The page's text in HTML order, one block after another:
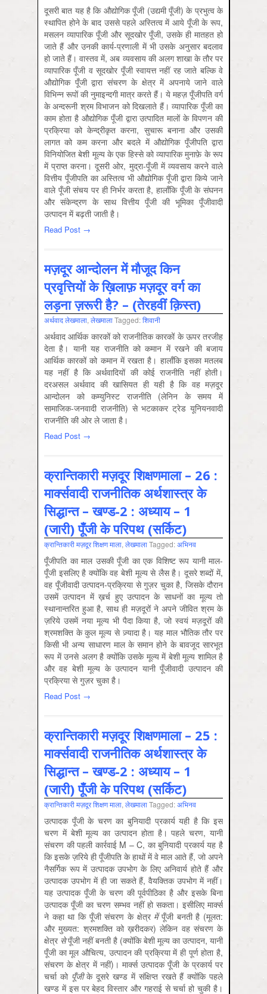
दूसरी बात यह है कि औद्योगिक पूँजी (उद्यमी पूँजी) के प्रभुत्व के
स्थापित होने के बाद उससे पहले अस्तित्व में आये पूँजी के रूप,
मसलन व्यापारिक पूँजी और सूदखोर पूँजी, उसके ही मातहत हो
जाते हैं और उनकी कार्य-प्रणाली में भी उसके अनुसार बदलाव
हो जाते हैं। वास्तव में, अब व्यवसाय की अलग शाखा के तौर पर
व्यापारिक पूँजी व सूदखोर पूँजी स्वायत्त नहीं रह जाते बल्कि वे
औद्योगिक पूँजी द्वारा संचरण के क्षेत्र में अपनाये जाने वाले
विभिन्न रूपों की नुमाइन्दगी मात्र करते हैं। ये महज़ पूँजीपति वर्ग
के अन्दरूनी श्रम विभाजन को दिखलाते हैं। व्यापारिक पूँजी का
काम होता है औद्योगिक पूँजी द्वारा उत्पादित मालों के विपणन की
प्रक्रिया को केन्द्रीकृत करना, सुचारू बनाना और उसकी
लागत को कम करना और बदले में औद्योगिक पूँजीपति द्वारा
विनियोजित बेशी मूल्य के एक हिस्से को व्यापारिक मुनाफ़े के रूप
में प्राप्त करना। दूसरी ओर, मुद्रा-पूँजी में व्यवसाय करने वाले
वित्तीय पूँजीपति का अस्तित्व भी औद्योगिक पूँजी द्वारा किये जाने
वाले पूँजी संचय पर ही निर्भर करता है, हालाँकि पूँजी के संघनन
और संकेन्द्रण के साथ वित्तीय पूँजी की भूमिका पूँजीवादी
उत्पादन में बढ़ती जाती है।
Read Post →
मज़दूर आन्दोलन में मौजूद किन
प्रवृत्तियों के ख़िलाफ़ मज़दूर वर्ग का
लड़ना ज़रूरी है? – (तेरहवीं क़िस्त)
अर्थवाद लेखमाला, लेखमालाTagged:शिवानी
अर्थवाद आर्थिक कारकों को राजनीतिक कारकों के ऊपर तरजीह
देता है। यानी यह राजनीति को कमान में रखने की बजाय
आर्थिक कारकों को कमान में रखता है। हालाँकि इसका मतलब
यह नहीं है कि अर्थवादियों की कोई राजनीति नहीं होती।
दरअसल अर्थवाद की खासियत ही यही है कि वह मज़दूर
आन्दोलन को कम्युनिस्ट राजनीति (लेनिन के समय में
सामाजिक-जनवादी राजनीति) से भटकाकर ट्रेड यूनियनवादी
राजनीति की ओर ले जाता है।
Read Post →
क्रान्तिकारी मज़दूर शिक्षणमाला – 26 :
मार्क्सवादी राजनीतिक अर्थशास्त्र के
सिद्धान्त – खण्ड-2 : अध्याय – 1
(जारी) पूँजी के परिपथ (सर्किट)
क्रान्तिकारी मज़दूर शिक्षण माला, लेखमालाTagged:अभिनव
पूँजीपति का माल उसकी पूँजी का एक विशिष्ट रूप यानी माल-
पूँजी इसलिए है क्योंकि वह बेशी मूल्य से लैस है। दूसरे शब्दों में,
वह पूँजीवादी उत्पादन-प्रक्रिया से गुज़र चुका है, जिसके दौरान
उसमें उत्पादन में ख़र्च हुए उत्पादन के साधनों का मूल्य तो
स्थानान्तरित हुआ है, साथ ही मज़दूरों ने अपने जीवित श्रम के
ज़रिये उसमें नया मूल्य भी पैदा किया है, जो स्वयं मज़दूरों की
श्रमशक्ति के कुल मूल्य से ज़्यादा है। यह माल भौतिक तौर पर
किसी भी अन्य साधारण माल के समान होने के बावजूद सारभूत
रूप में उनसे अलग है क्योंकि उसके मूल्य में बेशी मूल्य शामिल है
और वह बेशी मूल्य के उत्पादन यानी पूँजीवादी उत्पादन की
प्रक्रिया से गुज़र चुका है।
Read Post →
क्रान्तिकारी मज़दूर शिक्षणमाला – 25 :
मार्क्सवादी राजनीतिक अर्थशास्त्र के
सिद्धान्त – खण्ड-2 : अध्याय – 1
(जारी) पूँजी के परिपथ (सर्किट)
क्रान्तिकारी मज़दूर शिक्षण माला, लेखमालाTagged:अभिनव
उत्पादक पूँजी के चरण का बुनियादी प्रकार्य यही है कि इस
चरण में बेशी मूल्‍य का उत्पादन होता है। पहले चरण, यानी
संचरण की पहली कार्रवाई M – C, का बुनियादी प्रकार्य यह है
कि इसके ज़रिये ही पूँजीपति के हाथों में वे माल आते हैं, जो अपने
नैसर्गिक रूप में उत्पादक उपभोग के लिए अनिवार्य होते हैं और
उत्पादक उपभोग में ही जा सकते हैं, वैयक्तिक उपभोग में नहीं।
यह उत्पादक पूँजी के चरण की पूर्वपीठिका है और इसके बिना
उत्पादक पूँजी का चरण सम्‍भव नहीं हो सकता। इसीलिए मार्क्स
ने कहा था कि पूँजी संचरण के क्षेत्र मेंपूँजी बनती है (मूलत:
और मुख्‍यत: श्रमशक्ति को ख़रीदकर) लेकिन वह संचरण के
क्षेत्र सेपूँजी नहीं बनती है (क्‍योंकि बेशी मूल्‍य का उत्पादन, यानी
पूँजी का मूल औचित्‍य, उत्पादन की प्रक्रिया में ही पूर्ण होता है,
संचरण के क्षेत्र में नहीं)। मार्क्स उत्पादक पूँजी के प्रकार्य पर
चर्चा को पूँजीके दूसरे खण्‍ड में संक्षिप्‍त रखते हैं क्‍योंकि पहले
खण्‍ड में इस पर बेहद विस्‍तार और गहराई से चर्चा हो चुकी है।